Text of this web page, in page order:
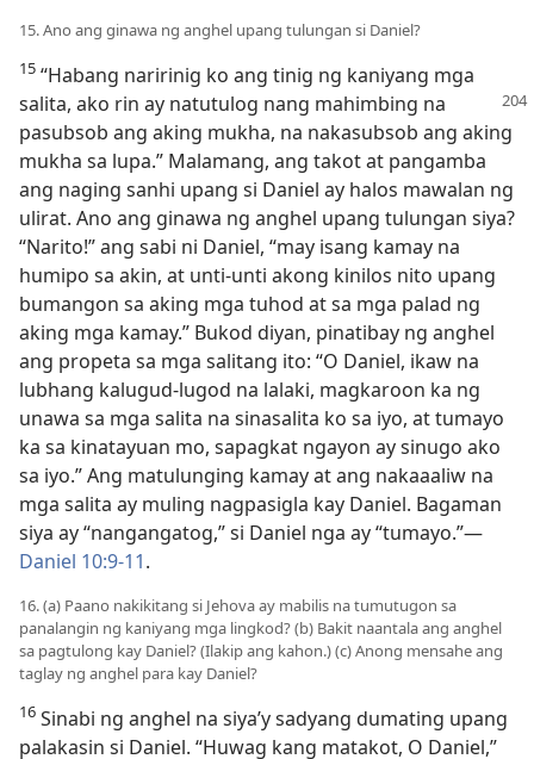
15. Ano ang ginawa ng anghel upang tulungan si Daniel?
15 “Habang naririnig ko ang tinig ng kaniyang mga
salita, ako rin ay natutulog nang mahimbing na
pasubsob ang aking mukha, na nakasubsob ang aking
mukha sa lupa.” Malamang, ang takot at pangamba
ang naging sanhi upang si Daniel ay halos mawalan ng
ulirat. Ano ang ginawa ng anghel upang tulungan siya?
“Narito!” ang sabi ni Daniel, “may isang kamay na
humipo sa akin, at unti-unti akong kinilos nito upang
bumangon sa aking mga tuhod at sa mga palad ng
aking mga kamay.” Bukod diyan, pinatibay ng anghel
ang propeta sa mga salitang ito: “O Daniel, ikaw na
lubhang kalugud-lugod na lalaki, magkaroon ka ng
unawa sa mga salita na sinasalita ko sa iyo, at tumayo
ka sa kinatayuan mo, sapagkat ngayon ay sinugo ako
sa iyo.” Ang matulunging kamay at ang nakaaaliw na
mga salita ay muling nagpasigla kay Daniel. Bagaman
siya ay “nangangatog,” si Daniel nga ay “tumayo.”​—
Daniel 10:9-11.
16. (a) Paano nakikitang si Jehova ay mabilis na tumutugon sa
panalangin ng kaniyang mga lingkod? (b) Bakit naantala ang anghel
sa pagtulong kay Daniel? (Ilakip ang kahon.) (c) Anong mensahe ang
taglay ng anghel para kay Daniel?
16 Sinabi ng anghel na siya’y sadyang dumating upang
palakasin si Daniel. “Huwag kang matakot, O Daniel,”